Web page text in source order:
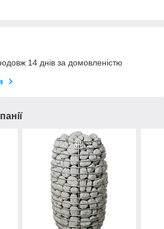
14 днів за домовленістю